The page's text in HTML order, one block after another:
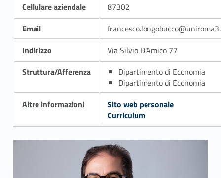
Cellulare aziendale
87302
Email
Indirizzo
Via Silvio D'Amico 77
Struttura/Afferenza
Dipartimento di Economia
Dipartimento di Economia
Altre informazioni
Sito web personale
Curriculum